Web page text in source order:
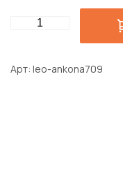
Quantity
Арт leo-ankona709